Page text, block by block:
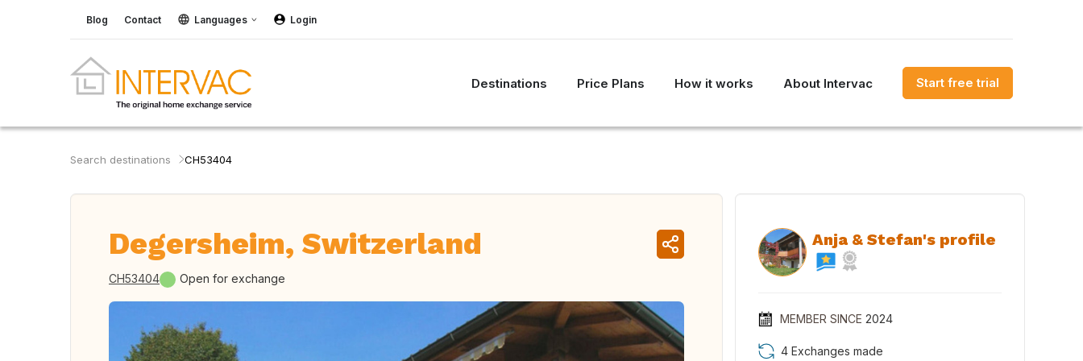
Blog Contact Languages Login
Destinations Price Plans How it works About Intervac Start free trial
Search destinations CH53404
Degersheim, Switzerland
CH53404 Open for exchange
Anja & Stefan's profile
MEMBER SINCE 2024
4 Exchanges made